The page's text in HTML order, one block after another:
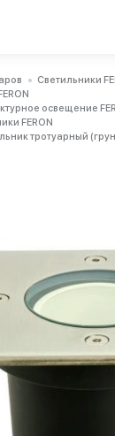
Светильники
освещение
FERON
тротуарный